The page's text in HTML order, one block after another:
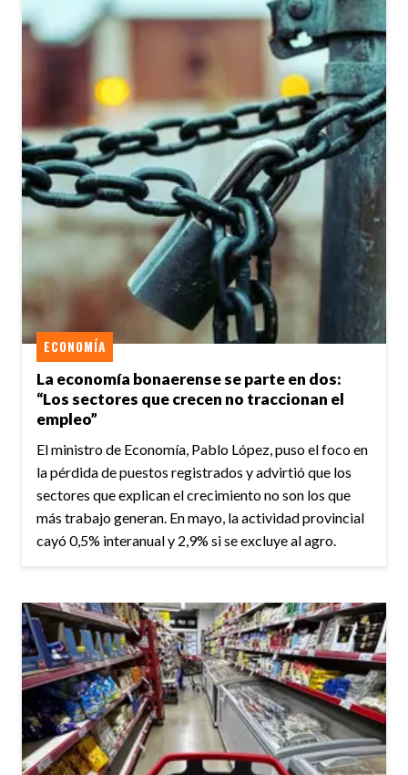
La economía bonaerense se parte en dos:
“Los sectores que crecen no traccionan el
empleo”
ECONOMÍA
El ministro de Economía, Pablo López, puso el foco en
la pérdida de puestos registrados y advirtió que los
sectores que explican el crecimiento no son los que
más trabajo generan. En mayo, la actividad provincial
cayó 0,5% interanual y 2,9% si se excluye al agro.